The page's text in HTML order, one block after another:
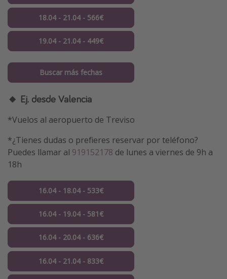
18.04 - 21.04 - 566€
19.04 - 21.04 - 449€
Buscar más fechas
🔸 Ej. desde Valencia
*Vuelos al aeropuerto de Treviso
*¿Tienes dudas o prefieres reservar por teléfono?
Puedes llamar al 919152178 de lunes a viernes de 9h a
18h
16.04 - 18.04 - 533€
16.04 - 19.04 - 581€
16.04 - 20.04 - 636€
16.04 - 21.04 - 833€